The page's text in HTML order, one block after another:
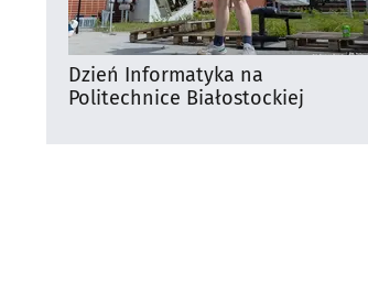
Dzień Informatyka na
Politechnice Białostockiej